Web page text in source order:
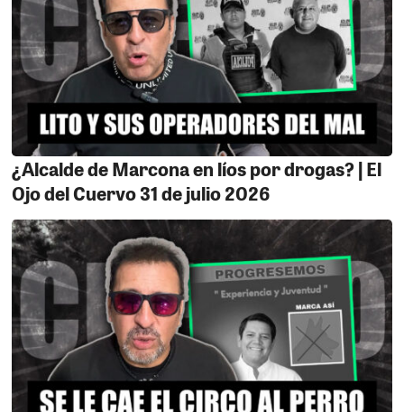
¿Alcalde de Marcona en líos por drogas? | El
Ojo del Cuervo 31 de julio 2026